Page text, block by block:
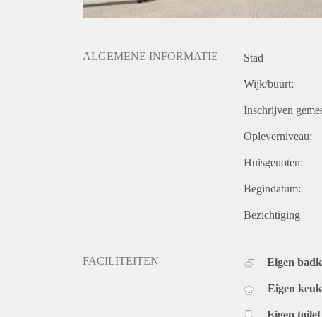
ALGEMENE INFORMATIE Stad
Wijk/buurt:
Inschrijven
Opleverniveau:
Huisgenoten:
Begindatum:
Bezichtiging
FACILITEITEN Eigen
Eigen